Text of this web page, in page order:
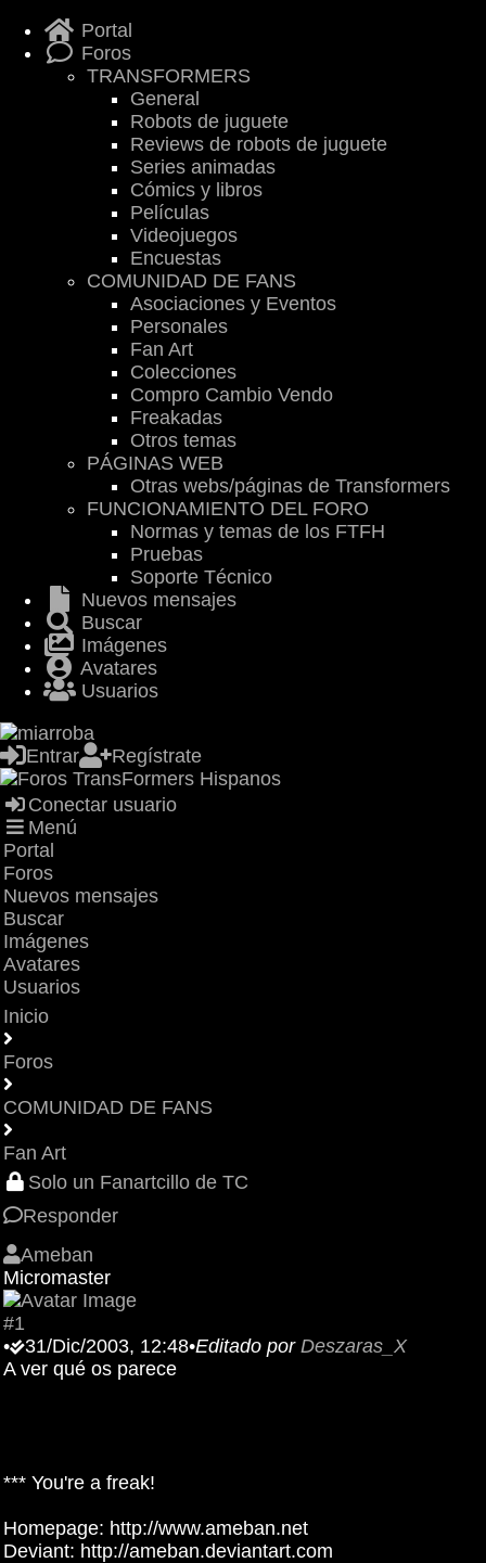
Portal
Foros
TRANSFORMERS
General
Robots de juguete
Reviews de robots de juguete
Series animadas
Cómics y libros
Películas
Videojuegos
Encuestas
COMUNIDAD DE FANS
Asociaciones y Eventos
Personales
Fan Art
Colecciones
Compro Cambio Vendo
Freakadas
Otros temas
PÁGINAS WEB
Otras webs/páginas de Transformers
FUNCIONAMIENTO DEL FORO
Normas y temas de los FTFH
Pruebas
Soporte Técnico
Nuevos mensajes
Buscar
Imágenes
Avatares
Usuarios
Entrar Regístrate
Conectar usuario
Menú
Portal
Foros
Nuevos mensajes
Buscar
Imágenes
Avatares
Usuarios
Inicio
Foros
COMUNIDAD DE FANS
Fan Art
Solo un Fanartcillo de TC
Responder
Ameban
Micromaster
#1
•
31/Dic/2003, 12:48•Editado por Deszaras_X
A ver qué os parece
*** You're a freak!
Homepage: http://www.ameban.net
Deviant: http://ameban.deviantart.com